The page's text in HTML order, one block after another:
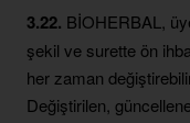
3.22. BİOHERBAL,
şekil ve surette ön
her zaman
Değiştirilen,